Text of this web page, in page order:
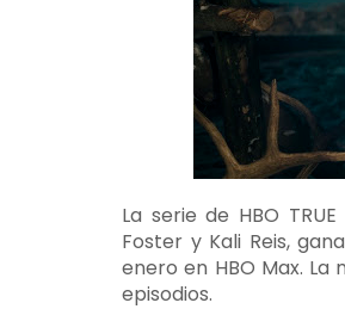
La serie de HBO
Foster y Kali Reis,
enero en HBO Max.
episodios.